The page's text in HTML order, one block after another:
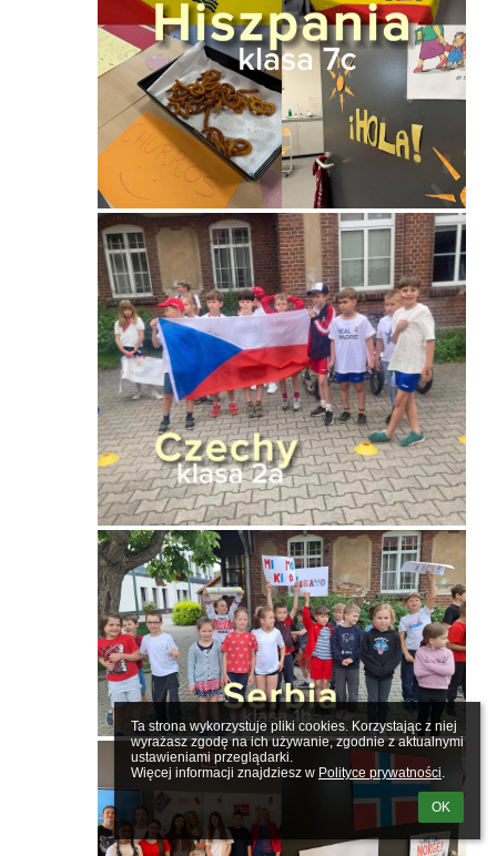
Ta strona wykorzystuje pliki cookies. Korzystając z niej
wyrażasz zgodę na ich używanie, zgodnie z aktualnymi
ustawieniami przeglądarki.
Więcej informacji znajdziesz w Polityce prywatności.
OK